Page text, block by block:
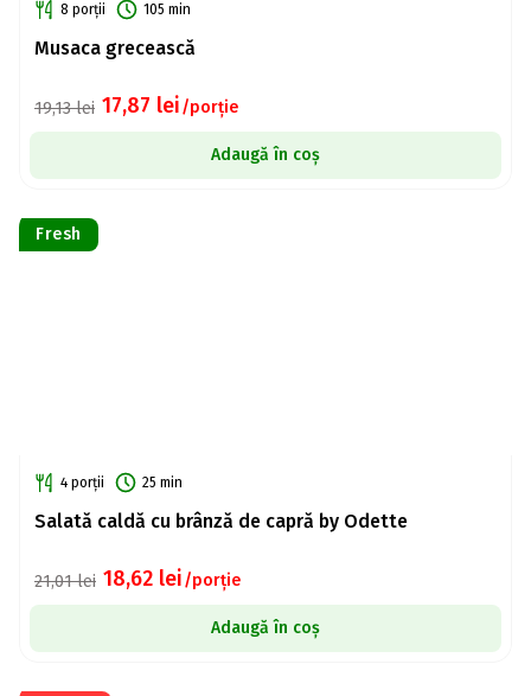
8 porții 105 min
Musaca grecească
19,13lei 17,87 lei/porție
Adaugă în coș
Fresh
4 porții 25 min
Salată caldă cu brânză de capră by Odette
21,01lei 18,62 lei/porție
Adaugă în coș